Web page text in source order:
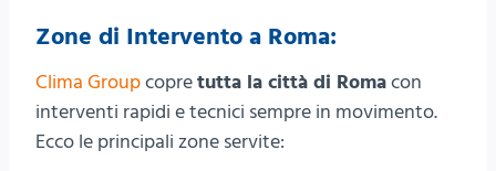
Zone di Intervento a Roma:
Clima Groupcopretutta la città di Romacon
interventi rapidi e tecnici sempre in movimento.
Ecco le principali zone servite: